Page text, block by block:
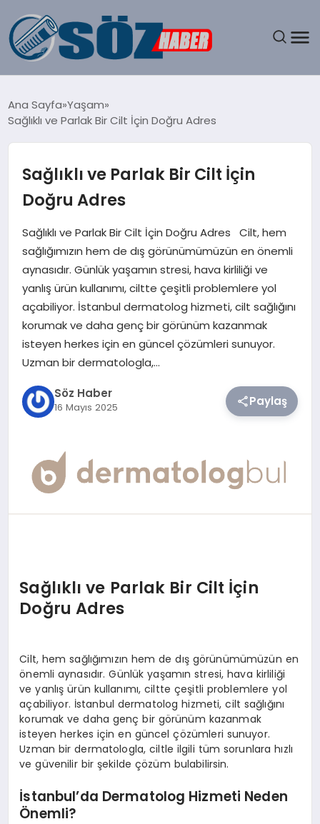
SPOR
MAGAZIN
EKONOMI
EĞITIM
SAĞLIK
DÜNYA
TEKNOLOJI
SIYASET
Ana Sayfa Yaşam
Sağlıklı ve Parlak Bir Cilt İçin Doğru Adres
Sağlıklı ve Parlak Bir Cilt İçin
Doğru Adres
Sağlıklı ve Parlak Bir Cilt İçin Doğru Adres Cilt, hem
sağlığımızın hem de dış görünümümüzün en önemli
aynasıdır. Günlük yaşamın stresi, hava kirliliği ve
yanlış ürün kullanımı, ciltte çeşitli problemlere yol
açabiliyor. İstanbul dermatolog hizmeti, cilt sağlığını
korumak ve daha genç bir görünüm kazanmak
isteyen herkes için en güncel çözümleri sunuyor.
Uzman bir dermatologla,…
Söz Haber
16 Mayıs 2025 Paylaş
Sağlıklı ve Parlak Bir Cilt İçin
Doğru Adres
Cilt, hem sağlığımızın hem de dış görünümümüzün en
önemli aynasıdır. Günlük yaşamın stresi, hava kirliliği
ve yanlış ürün kullanımı, ciltte çeşitli problemlere yol
açabiliyor. İstanbul dermatolog hizmeti, cilt sağlığını
korumak ve daha genç bir görünüm kazanmak
isteyen herkes için en güncel çözümleri sunuyor.
Uzman bir dermatologla, ciltle ilgili tüm sorunlara hızlı
ve güvenilir bir şekilde çözüm bulabilirsin.
İstanbul’da Dermatolog Hizmeti Neden
Önemli?